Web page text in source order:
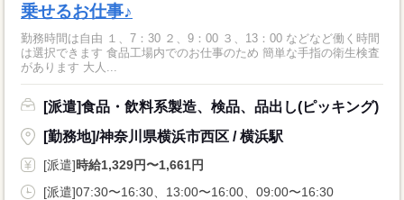
乗せるお仕事♪
勤務時間は自由 １、7：30 ２、9：00 ３、13：00 などなど働く時間
は選択できます 食品工場内でのお仕事のため 簡単な手指の衛生検査
があります 大人...
[派遣]食品・飲料系製造、検品、品出し(ピッキング)
[勤務地]/神奈川県横浜市西区 / 横浜駅
[派遣]時給1,329円〜1,661円
[派遣]07:30〜16:30、13:00〜16:00、09:00〜16:30